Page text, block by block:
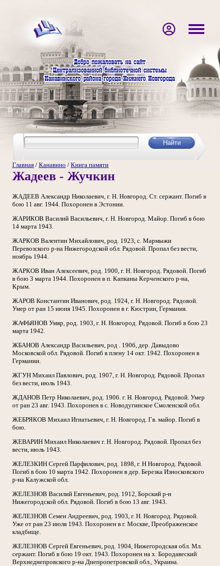
Главная / Канавино / Книга памяти
Жадеев - Жучкин
ЖАДЕЕВ Александр Николаевич, г. Н. Новгород. Ст. сержант. Погиб в
бою 11 авг. 1944. Похоронен в Эстонии.
ЖАРИКОВ Василий Васильевич, г. Н. Новгород. Майор. Погиб в бою
14 марта 1943.
ЖАРКОВ Валентин Михайлович, род. 1923, с. Мармыжи
Перевозского р-на Нижегородской обл. Рядовой. Пропал без вести,
ноябрь 1944.
ЖАРКОВ Иван Алексеевич, род. 1900, г. Н. Новгород. Рядовой. Погиб
в бою 3 марта 1944. Похоронен в п. Капканы Керченского р-на,
Крым.
ЖАРОВ Константин Иванович, род. 1924, г. Н. Новгород. Рядовой.
Умер от ран 15 июня 1945. Похоронен в г. Кюстрин, Германия.
ЖАФЬЯНОВ Умяр, род. 1903, г. Н. Новгород. Рядовой. Погиб в бою 23
марта 1942.
ЖБАНОВ Александр Васильевич, род . 1906, дер. Давыдово
Московской обл. Рядовой. Погиб в плену 14 окт. 1942. Похоронен в
Германии.
ЖГУН Михаил Павлович, род. 1907, г. Н. Новгород. Рядовой. Пропал
без вести, июль 1943.
ЖДАНОВ Петр Николаевич, род. 1906. г. Н. Новгород. Рядовой. Умер
от ран 23 авг. 1943. Похоронен в с. Новодугинское Смоленской обл.
ЖЕБРЯКОВ Михаил Игнатьевич, г. Н. Новгород. Гв. майор. Погиб в
бою.
ЖЕВАРИН Михаил Николаевич г. Н. Новгород. Рядовой. Пропал без
вести, июль 1943.
ЖЕЛЕЗКИН Сергей Парфилович, род. 1898, г. Н Новгород. Рядовой.
Погиб в бою 10 марта 1942. Похоронен в дер. Березка Износковского
р-на Калужской обл.
ЖЕЛЕЗНОВ Василий Евгеньевич, род. 1912, Борский р-н
Нижегородской обл. Рядовой. Погиб в бою 13 авг. 1943.
ЖЕЛЕЗНОВ Семен Андреевич, род. 1903, г. Н. Новгород. Рядовой.
Уже от ран 23 июля 1943. Похоронен в г. Москве, Преображенское
кладбище.
ЖЕЛЕЗНОВ Сергей Евгеньевич, род. 1904, Нижегородская обл. Мл.
сержант. Погиб в бою 19 окт. 1943. Похоронен на х. Бородавеский
Верхнеднепровского р-на Днепропетровской обл., Украина.